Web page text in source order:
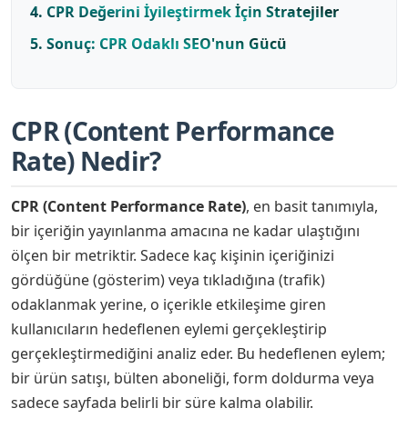
4. CPR Değerini İyileştirmek İçin Stratejiler
5. Sonuç: CPR Odaklı SEO'nun Gücü
CPR (Content Performance
Rate) Nedir?
CPR (Content Performance Rate), en basit tanımıyla,
bir içeriğin yayınlanma amacına ne kadar ulaştığını
ölçen bir metriktir. Sadece kaç kişinin içeriğinizi
gördüğüne (gösterim) veya tıkladığına (trafik)
odaklanmak yerine, o içerikle etkileşime giren
kullanıcıların hedeflenen eylemi gerçekleştirip
gerçekleştirmediğini analiz eder. Bu hedeflenen eylem;
bir ürün satışı, bülten aboneliği, form doldurma veya
sadece sayfada belirli bir süre kalma olabilir.